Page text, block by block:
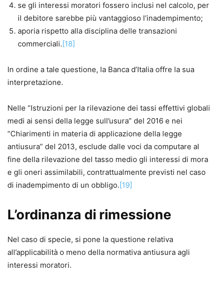
se gli interessi moratori fossero inclusi nel calcolo, per
il debitore sarebbe più vantaggioso l’inadempimento;
aporia rispetto alla disciplina delle transazioni
commerciali.[18]
In ordine a tale questione, la Banca d’Italia offre la sua
interpretazione.
Nelle “Istruzioni per la rilevazione dei tassi effettivi globali
medi ai sensi della legge sull’usura” del 2016 e nei
“Chiarimenti in materia di applicazione della legge
antiusura” del 2013, esclude dalle voci da computare al
fine della rilevazione del tasso medio gli interessi di mora
e gli oneri assimilabili, contrattualmente previsti nel caso
di inadempimento di un obbligo.[19]
L’ordinanza di rimessione
Nel caso di specie, si pone la questione relativa
all’applicabilità o meno della normativa antiusura agli
interessi moratori.